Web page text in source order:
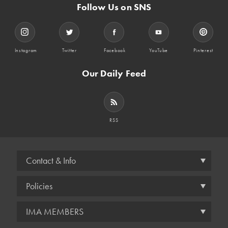
Follow Us on SNS
Instagram Twitter Facebook YouTube Pinterest
Our Daily Feed
RSS
Contact & Info
Policies
IMA MEMBERS